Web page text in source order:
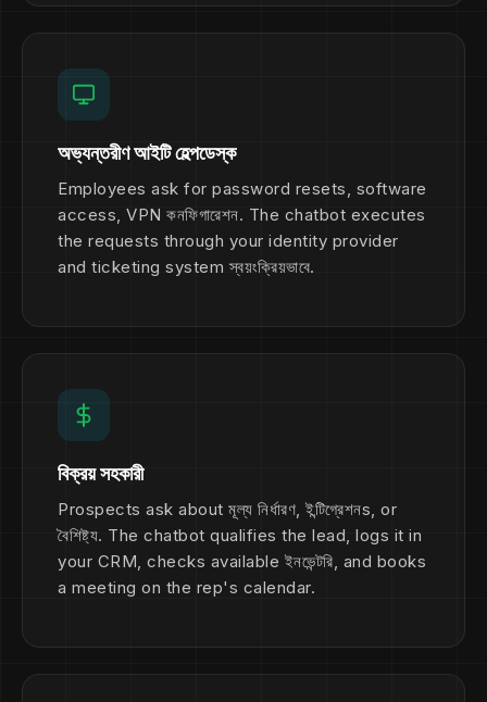
অভ্যন্তরীণ আইটি হেল্পডেস্ক
Employees ask for password resets, software
access, VPN কনফিগারেশন. The chatbot executes
the requests through your identity provider
and ticketing system স্বয়ংক্রিয়ভাবে.
বিক্রয় সহকারী
Prospects ask about মূল্য নির্ধারণ, ইন্টিগ্রেশনs, or
বৈশিষ্ট্য. The chatbot qualifies the lead, logs it in
your CRM, checks available ইনভেন্টরি, and books
a meeting on the rep's calendar.